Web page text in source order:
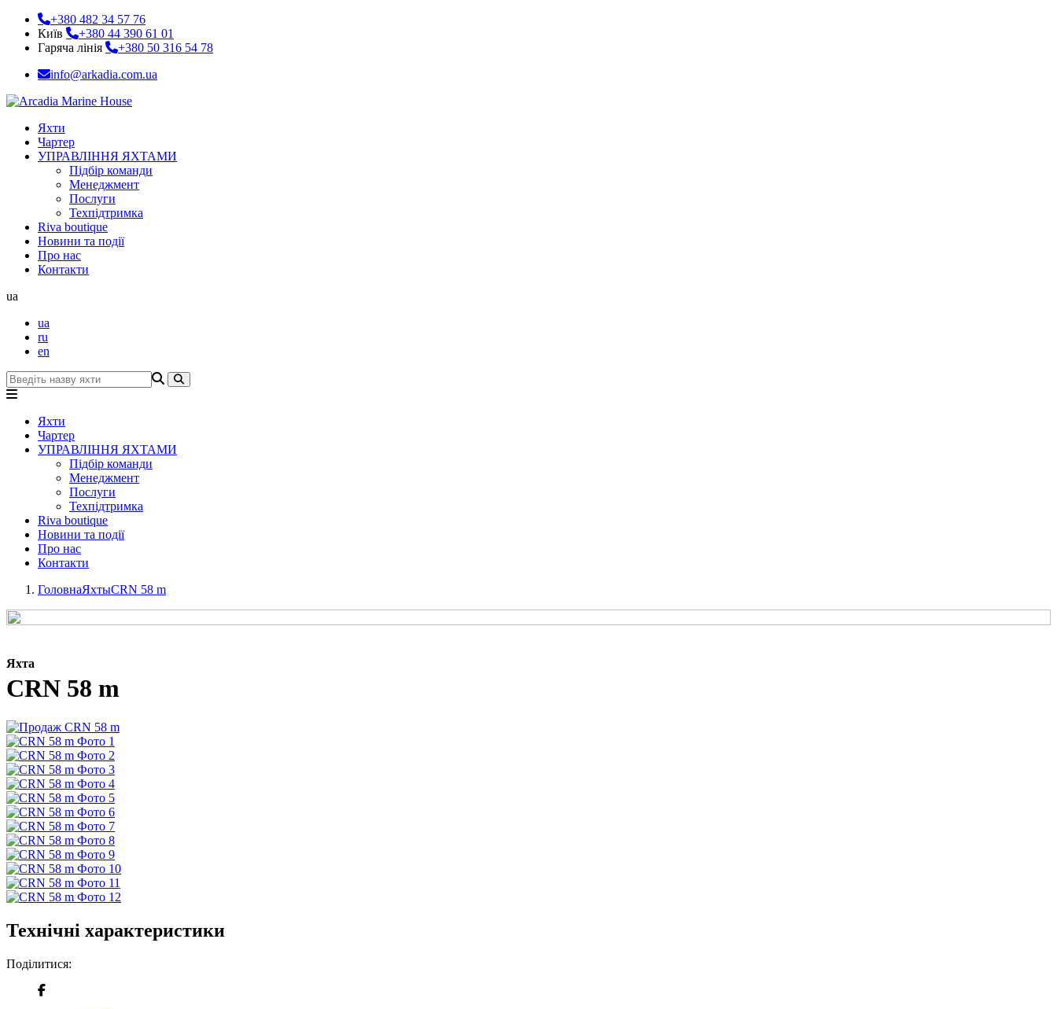
+380 482 34 57 76
Київ
+380 44 390 61 01
Гаряча лінія
+380 50 316 54 78
info@arkadia.com.ua
Яхти
Чартер
УПРАВЛІННЯ ЯХТАМИ
Підбір команди
Менеджмент
Послуги
Техпідтримка
Riva boutique
Новини та події
Про нас
Контакти
ua
ua
ru
en
Яхти
Чартер
УПРАВЛІННЯ ЯХТАМИ
Підбір команди
Менеджмент
Послуги
Техпідтримка
Riva boutique
Новини та події
Про нас
Контакти
ГоловнаЯхтыCRN 58 m
Яхта
CRN 58 m
Технічні характеристики
Поділитися: